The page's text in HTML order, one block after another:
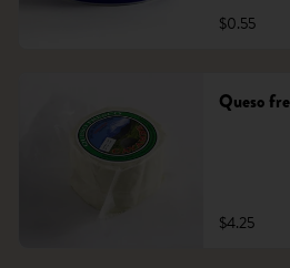
$0.55
Queso
$4.25